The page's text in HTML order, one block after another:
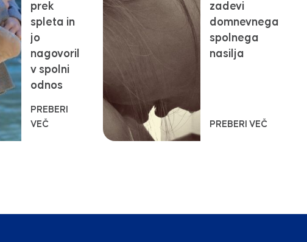
prek
spleta in
jo
nagovoril
v spolni
odnos
PREBERI
VEČ
zadevi
domnevnega
spolnega
nasilja
PREBERI VEČ